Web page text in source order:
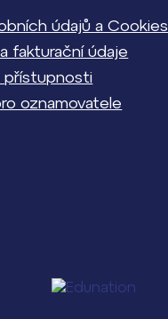
údajů a Cookies
fakturační údaje
přístupnosti
oznamovatele